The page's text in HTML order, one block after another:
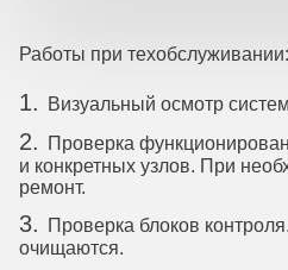
Работы при техобслуживании:
Визуальный осмотр
Проверка
и конкретных узлов. При
ремонт.
Проверка блоков
очищаются.